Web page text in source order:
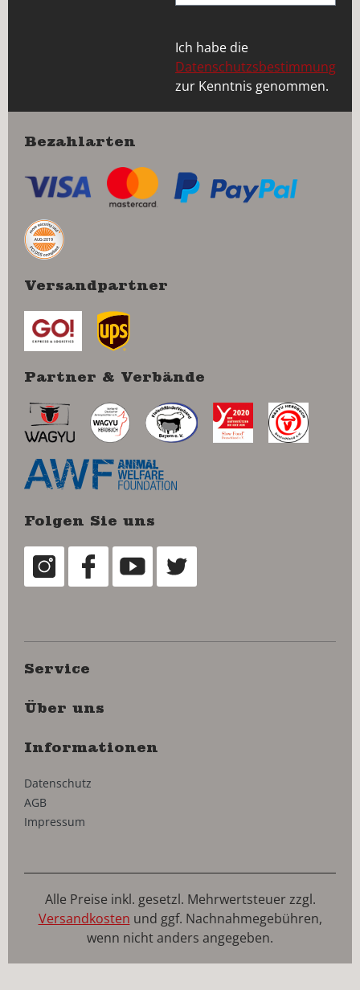
Ich habe die
Datenschutzsbestimmung
zur Kenntnis genommen.
Bezahlarten
Versandpartner
Partner & Verbände
Folgen Sie uns
Service
Über uns
Informationen
Datenschutz
AGB
Impressum
Alle Preise inkl. gesetzl. Mehrwertsteuer zzgl.
Versandkosten und ggf. Nachnahmegebühren,
wenn nicht anders angegeben.